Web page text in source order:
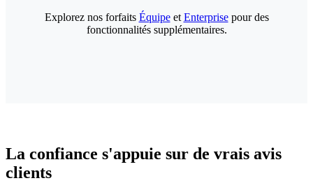
Explorez nos forfaits Équipeet Enterprisepour des
fonctionnalités supplémentaires.
La confiance s'appuie sur de vrais avis
clients